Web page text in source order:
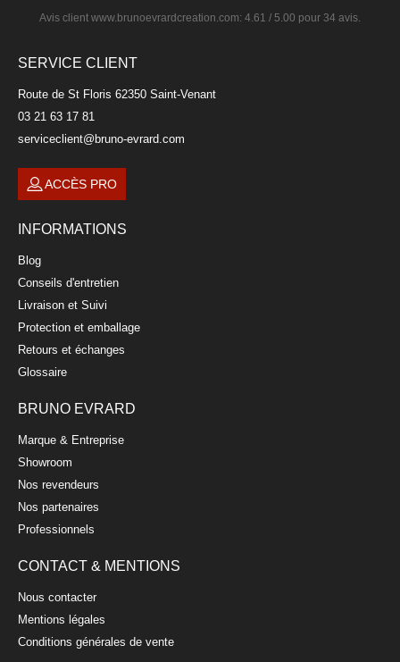
Assiette dessert bleu ciel en céramique 21x21cm
6,00 €
Assiette céréales en céramique 19x16cm
Avis client www.brunoevrardcreation.com: 4.61 / 5.00 pour 34 avis.
SERVICE CLIENT
Route de St Floris 62350 Saint-Venant
03 21 63 17 81
serviceclient@bruno-evrard.com
ACCÈS PRO
INFORMATIONS
Blog
Conseils d'entretien
Livraison et Suivi
Protection et emballage
Retours et échanges
Glossaire
BRUNO EVRARD
Marque & Entreprise
Showroom
Nos revendeurs
Nos partenaires
Professionnels
CONTACT & MENTIONS
Nous contacter
Mentions légales
Conditions générales de vente